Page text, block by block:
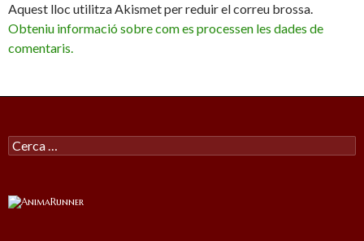
Aquest lloc utilitza Akismet per reduir el correu brossa.
Obteniu informació sobre com es processen les dades de
comentaris.
Cercar: